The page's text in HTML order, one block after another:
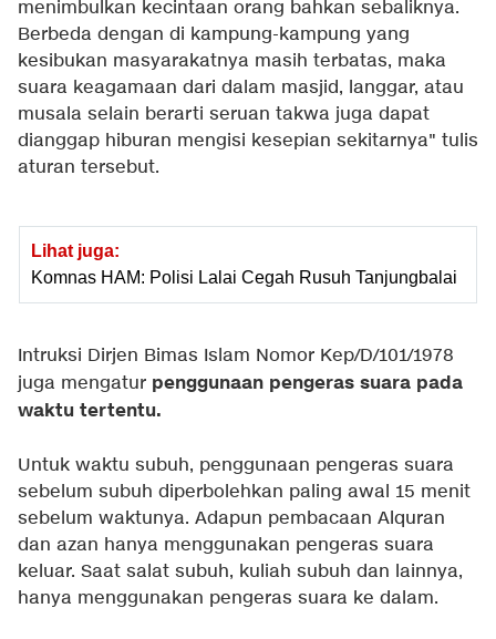
menimbulkan kecintaan orang bahkan sebaliknya.
Berbeda dengan di kampung-kampung yang
kesibukan masyarakatnya masih terbatas, maka
suara keagamaan dari dalam masjid, langgar, atau
musala selain berarti seruan takwa juga dapat
dianggap hiburan mengisi kesepian sekitarnya" tulis
aturan tersebut.
Lihat juga:
Komnas HAM: Polisi Lalai Cegah Rusuh Tanjungbalai
Intruksi Dirjen Bimas Islam Nomor Kep/D/101/1978
juga mengatur penggunaan pengeras suara pada
waktu tertentu.
Untuk waktu subuh, penggunaan pengeras suara
sebelum subuh diperbolehkan paling awal 15 menit
sebelum waktunya. Adapun pembacaan Alquran
dan azan hanya menggunakan pengeras suara
keluar. Saat salat subuh, kuliah subuh dan lainnya,
hanya menggunakan pengeras suara ke dalam.